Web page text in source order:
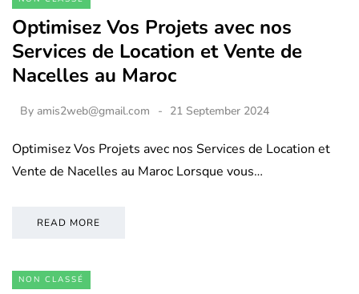
Optimisez Vos Projets avec nos
Services de Location et Vente de
Nacelles au Maroc
By amis2web@gmail.com 21 September 2024
Optimisez Vos Projets avec nos Services de Location et
Vente de Nacelles au Maroc Lorsque vous…
READ MORE
NON CLASSÉ